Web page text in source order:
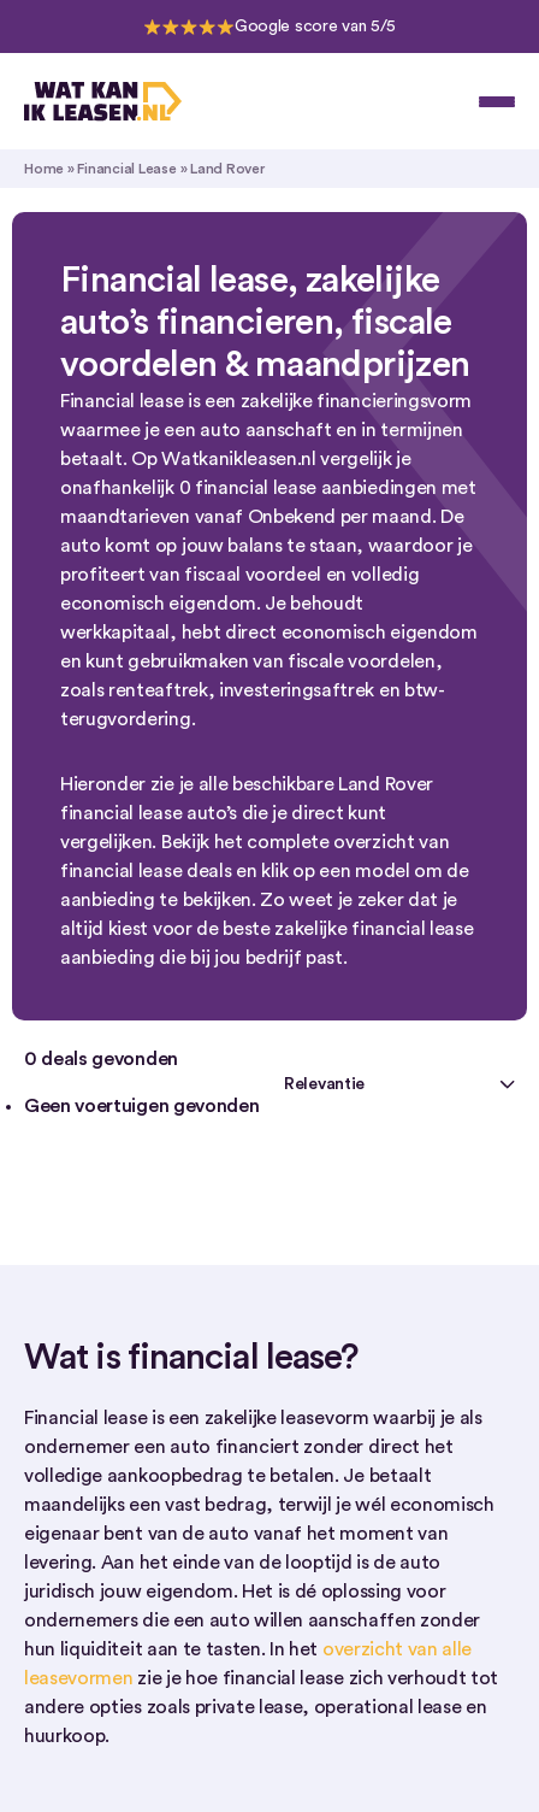
Google score van 5/5
Home »Financial Lease »Land Rover
Financial lease, zakelijke
auto’s financieren, fiscale
voordelen & maandprijzen
Financial lease is een zakelijke financieringsvorm
waarmee je een auto aanschaft en in termijnen
betaalt. Op Watkanikleasen.nl vergelijk je
onafhankelijk 0 financial lease aanbiedingen met
maandtarieven vanaf Onbekend per maand. De
auto komt op jouw balans te staan, waardoor je
profiteert van fiscaal voordeel en volledig
economisch eigendom. Je behoudt
werkkapitaal, hebt direct economisch eigendom
en kunt gebruikmaken van fiscale voordelen,
zoals renteaftrek, investeringsaftrek en btw-
terugvordering.
Hieronder zie je alle beschikbare Land Rover
financial lease auto’s die je direct kunt
vergelijken. Bekijk het complete overzicht van
financial lease deals en klik op een model om de
aanbieding te bekijken. Zo weet je zeker dat je
altijd kiest voor de beste zakelijke financial lease
aanbieding die bij jou bedrijf past.
0 deals gevonden
Geen voertuigen gevonden
Wat is financial lease?
Financial lease is een zakelijke leasevorm waarbij je als
ondernemer een auto financiert zonder direct het
volledige aankoopbedrag te betalen. Je betaalt
maandelijks een vast bedrag, terwijl je wél economisch
eigenaar bent van de auto vanaf het moment van
levering. Aan het einde van de looptijd is de auto
juridisch jouw eigendom. Het is dé oplossing voor
ondernemers die een auto willen aanschaffen zonder
hun liquiditeit aan te tasten. In het overzicht van alle
leasevormen zie je hoe financial lease zich verhoudt tot
andere opties zoals private lease, operational lease en
huurkoop.